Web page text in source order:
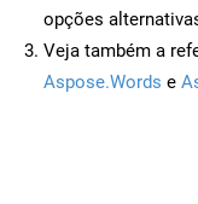
opções
Veja também a
Aspose.Words e